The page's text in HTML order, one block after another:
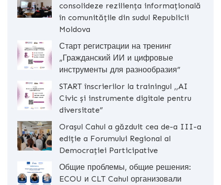
consolideze reziliența informațională
în comunitățile din sudul Republicii
Moldova
Старт регистрации на тренинг
„Гражданский ИИ и цифровые
инструменты для разнообразия”
START înscrierilor la trainingul ,,AI
Civic și instrumente digitale pentru
diversitate”
Orașul Cahul a găzduit cea de-a III-a
ediție a Forumului Regional al
Democrației Participative
Общие проблемы, общие решения:
ECOU и CLT Cahul организовали